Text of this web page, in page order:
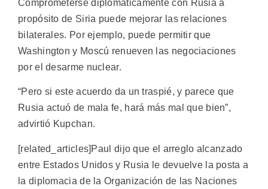
Comprometerse diplomáticamente con Rusia a
propósito de Siria puede mejorar las relaciones
bilaterales. Por ejemplo, puede permitir que
Washington y Moscú renueven las negociaciones
por el desarme nuclear.
“Pero si este acuerdo da un traspié, y parece que
Rusia actuó de mala fe, hará más mal que bien”,
advirtió Kupchan.
[related_articles]Paul dijo que el arreglo alcanzado
entre Estados Unidos y Rusia le devuelve la posta a
la diplomacia de la Organización de las Naciones